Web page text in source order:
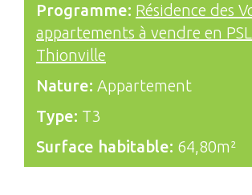
Programme: Résidence des
appartements à vendre en
Thionville
Nature: Appartement
Type: T3
Surface habitable: 64,80m²